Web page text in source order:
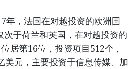
年，法国在对越投资的欧洲国
次于荷兰和英国，在对越投资的
居第16位，投资项目512个，
美元，主要投资于信息传媒、加